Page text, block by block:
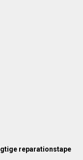
reparationstape